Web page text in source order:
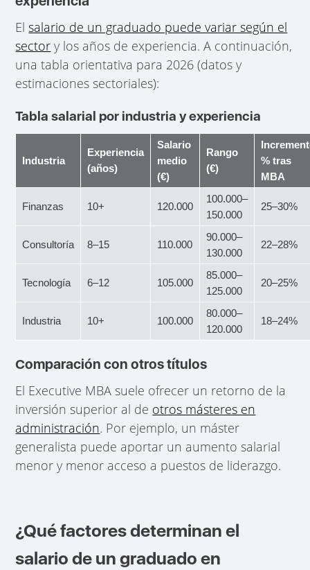
Elsalario de un graduado puede variar según el
sector y los años de experiencia. A continuación,
una tabla orientativa para 2026 (datos y
estimaciones sectoriales):
Tabla salarial por industria y experiencia
Industria
Experiencia
(años)
Salario
medio
(€)
Rango
(€)
% tras
MBA
Finanzas 10+ 120.000
100.000–
150.000
25–30%
Consultoría 8–15 110.000
90.000–
130.000
22–28%
Tecnología 6–12 105.000
85.000–
125.000
20–25%
Industria 10+ 100.000
80.000–
120.000
18–24%
Comparación con otros títulos
El Executive MBA suele ofrecer un retorno de la
inversión superior al de otros másteres en
administración. Por ejemplo, un máster
generalista puede aportar un aumento salarial
menor y menor acceso a puestos de liderazgo.
¿Qué factores determinan el
salario de un graduado en